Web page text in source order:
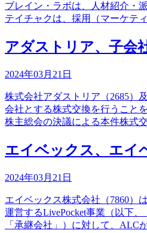
ブレイン・ラボは、人材紹介・
テイチャクは、採用（マーケテ
アダストリア、子会
2024年03月21日
株式会社アダストリア（2685）
会社とする株式交換を行うこと
株主総会の決議による本件株式
エイベックス、エイ
2024年03月21日
エイベックス株式会社（7860）
運営するLivePocket事業（以下
「承継会社」）に対して、ALC